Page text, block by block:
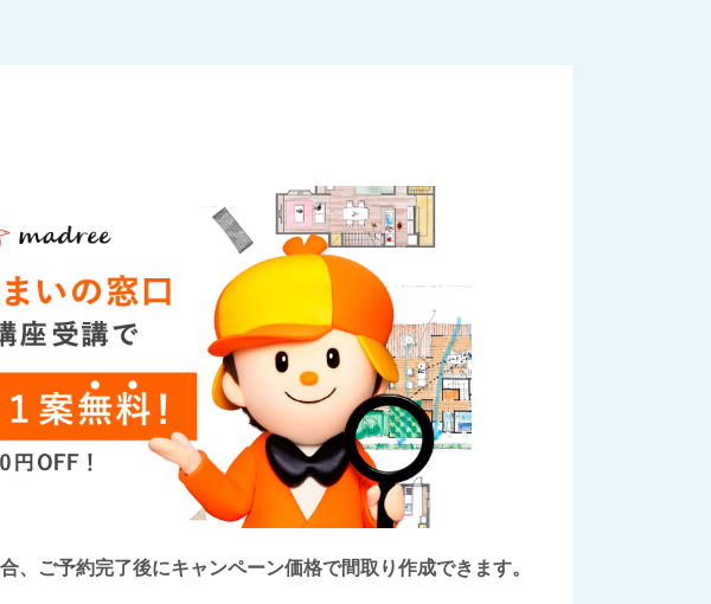
ご予約完了後にキャンペーン価格で間取り作成できます。